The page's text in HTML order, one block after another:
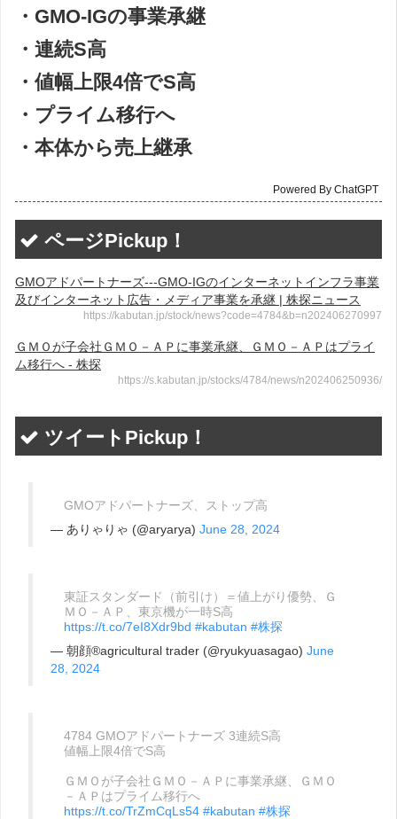
・GMO-IGの事業承継
・連続S高
・値幅上限4倍でS高
・プライム移行へ
・本体から売上継承
Powered By ChatGPT
ページPickup！
GMOアドパートナーズ---GMO-IGのインターネットインフラ事業
及びインターネット広告・メディア事業を承継 | 株探ニュース
https://kabutan.jp/stock/news?code=4784&b=n202406270997
ＧＭＯが子会社ＧＭＯ－ＡＰに事業承継、ＧＭＯ－ＡＰはプライ
ム移行へ - 株探
https://s.kabutan.jp/stocks/4784/news/n202406250936/
ツイートPickup！
GMOアドパートナーズ、ストップ高
— ありゃりゃ (@aryarya) June 28, 2024
東証スタンダード（前引け）＝値上がり優勢、Ｇ
ＭＯ－ＡＰ、東京機が一時S高
https://t.co/7eI8Xdr9bd #kabutan #株探
— 朝顔®︎️agricultural trader (@ryukyuasagao) June
28, 2024
4784 GMOアドパートナーズ 3連続S高
値幅上限4倍でS高
ＧＭＯが子会社ＧＭＯ－ＡＰに事業承継、ＧＭＯ
－ＡＰはプライム移行へ
https://t.co/TrZmCqLs54 #kabutan #株探